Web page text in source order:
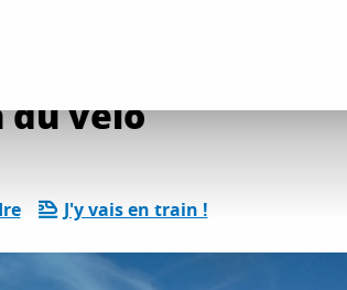
du vélo
J'y vais en train !